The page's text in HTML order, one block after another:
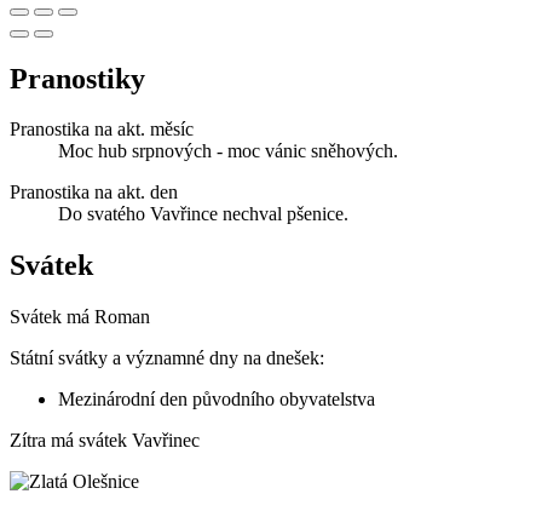
Pranostiky
Pranostika na akt. měsíc
Moc hub srpnových - moc vánic sněhových.
Pranostika na akt. den
Do svatého Vavřince nechval pšenice.
Svátek
Svátek má Roman
Státní svátky a významné dny na dnešek:
Mezinárodní den původního obyvatelstva
Zítra má svátek Vavřinec